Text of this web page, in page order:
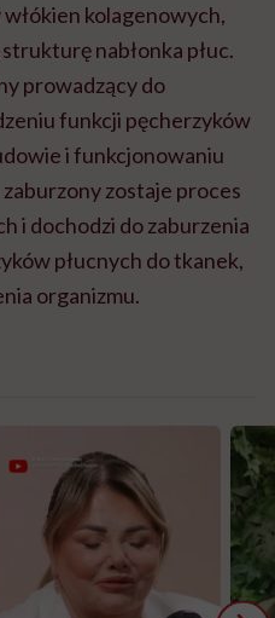
kolagenowych,
nabłonka płuc.
prowadzący do
funkcji pęcherzyków
i funkcjonowaniu
zostaje proces
i dochodzi do zaburzenia
płucnych do tkanek,
organizmu.